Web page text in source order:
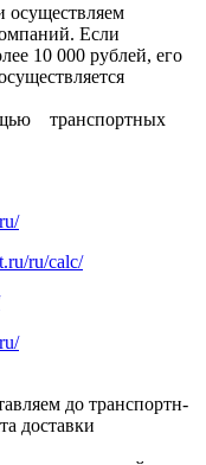
Если
10 000 рублей, его
транспортн­ых
ru/calc/
до транспортн­
доставки